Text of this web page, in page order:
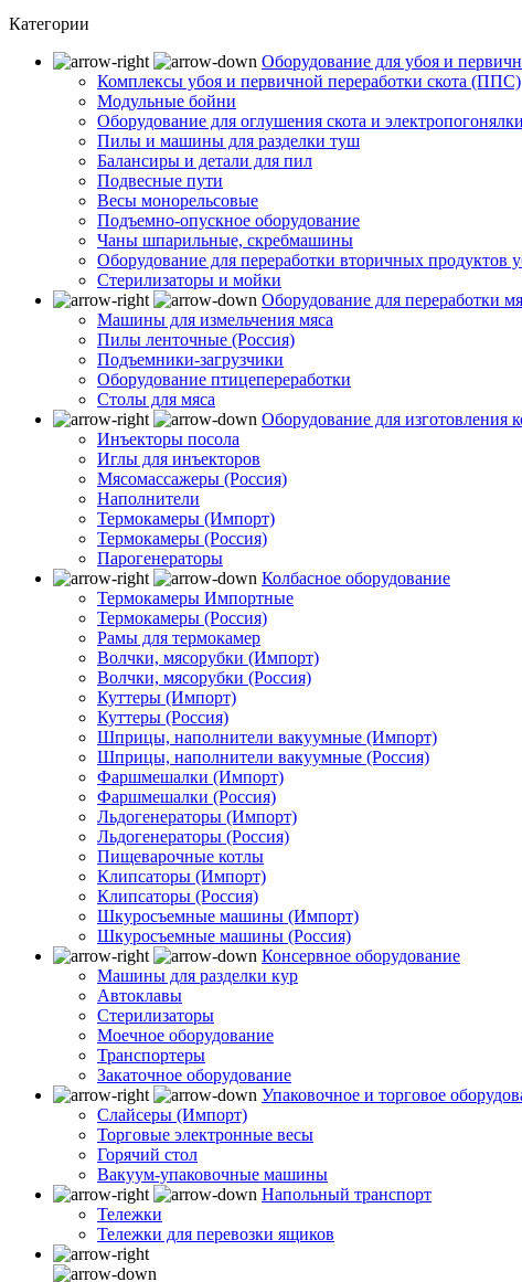
Категории
Оборудование для убоя и
Комплексы убоя и первичной переработки скота (ППС)
Модульные бойни
Оборудование для оглушения скота и электропогонялки
Пилы и машины для разделки туш
Балансиры и детали для пил
Подвесные пути
Весы монорельсовые
Подъемно-опускное оборудование
Чаны шпарильные, скребмашины
Оборудование для переработки вторичных продуктов
Стерилизаторы и мойки
Оборудование для переработки
Машины для измельчения мяса
Пилы ленточные (Россия)
Подъемники-загрузчики
Оборудование птицепереработки
Столы для мяса
Оборудование для изготовления
Инъекторы посола
Иглы для инъекторов
Мясомассажеры (Россия)
Наполнители
Термокамеры (Импорт)
Термокамеры (Россия)
Парогенераторы
Колбасное оборудование
Термокамеры Импортные
Термокамеры (Россия)
Рамы для термокамер
Волчки, мясорубки (Импорт)
Волчки, мясорубки (Россия)
Куттеры (Импорт)
Куттеры (Россия)
Шприцы, наполнители вакуумные (Импорт)
Шприцы, наполнители вакуумные (Россия)
Фаршмешалки (Импорт)
Фаршмешалки (Россия)
Льдогенераторы (Импорт)
Льдогенераторы (Россия)
Пищеварочные котлы
Клипсаторы (Импорт)
Клипсаторы (Россия)
Шкуросъемные машины (Импорт)
Шкуросъемные машины (Россия)
Консервное оборудование
Машины для разделки кур
Автоклавы
Стерилизаторы
Моечное оборудование
Транспортеры
Закаточное оборудование
Упаковочное и торговое
Слайсеры (Импорт)
Торговые электронные весы
Горячий стол
Вакуум-упаковочные машины
Напольный транспорт
Тележки
Тележки для перевозки ящиков